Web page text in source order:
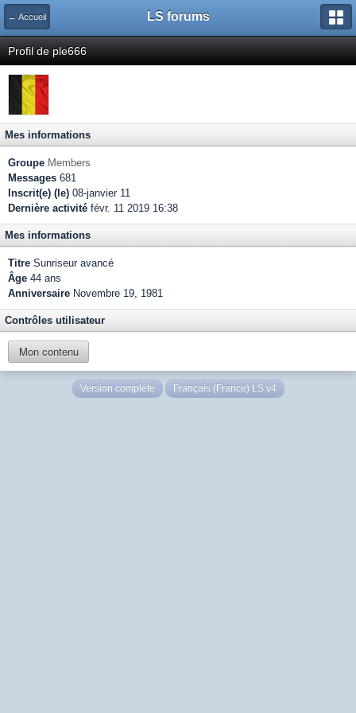
← Accueil LS forums
Profil de ple666
Mes informations
Groupe Members
Messages 681
Inscrit(e) (le) 08-janvier 11
Dernière activité févr. 11 2019 16:38
Mes informations
Titre Sunriseur avancé
Âge 44 ans
Anniversaire Novembre 19, 1981
Contrôles utilisateur
Mon contenu
Version complète Français (France) LS v4